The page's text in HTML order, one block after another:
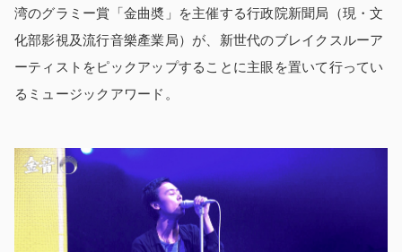
湾のグラミー賞「金曲奬」を主催する行政院新聞局（現・文
化部影視及流行音樂產業局）が、新世代のブレイクスルーア
ーティストをピックアップすることに主眼を置いて行ってい
るミュージックアワード。